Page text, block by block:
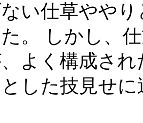
ない仕草やや
。 しかし、
よく構成さ
とした技見せ